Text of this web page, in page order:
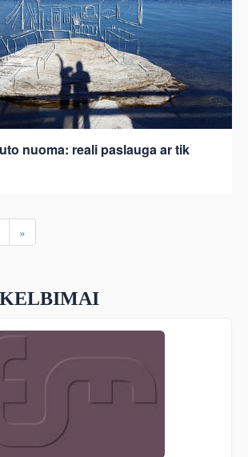
nuoma: reali paslauga ar tik
»